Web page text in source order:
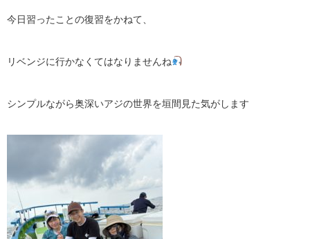
今日習ったことの復習をかねて、
リベンジに行かなくてはなりませんね
シンプルながら奥深いアジの世界を垣間見た気がします